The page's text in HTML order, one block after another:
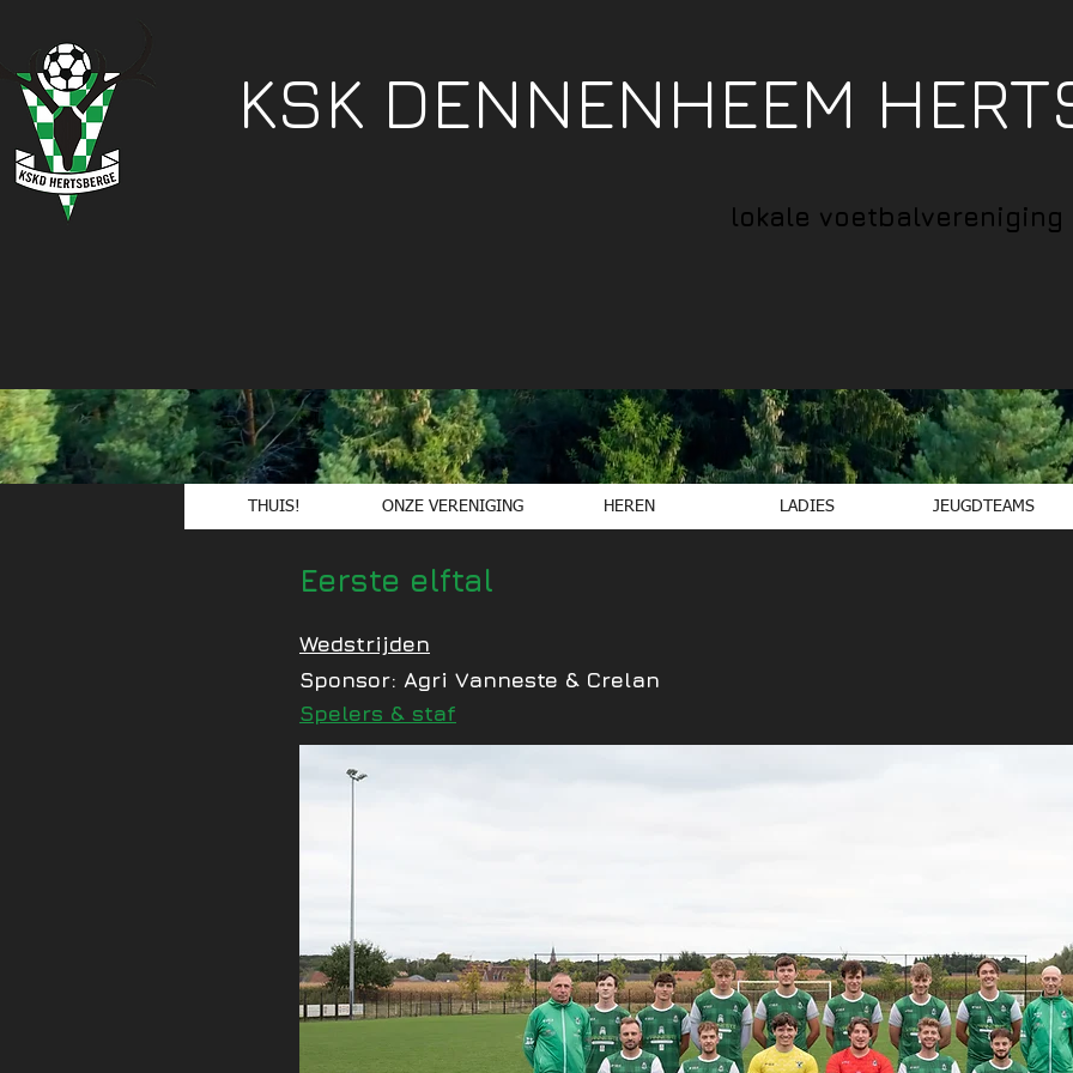
KSK DENNENHEEM
lokale voetbalvereniging
THUIS! ONZE VERENIGING HEREN LADIES JEUGDTEAMS
Eerste elftal
Wedstrijden
Sponsor: Agri Vanneste & Crelan
Spelers & staf